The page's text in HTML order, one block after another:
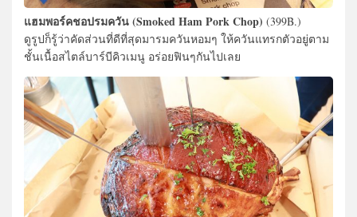
แฮมพอร์คชอปรมควัน (Smoked Ham Pork Chop) (399B.)
ดูรูปก็รู้ว่าคัดส่วนที่ดีที่สุดมารมควันหอมๆ ให้ควันแทรกตัวอยู่ตาม
ชั้นเนื้อสไตล์บาร์บีคิวเมนู อร่อยฟินๆกันไปเลย